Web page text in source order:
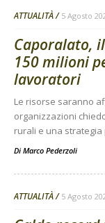
ATTUALITÀ 5 Agosto
Caporalato,
150 milioni
lavoratori
Le risorse saranno
organizzazioni
rurali e una
Di Marco Pederzoli
ATTUALITÀ 5 Agosto